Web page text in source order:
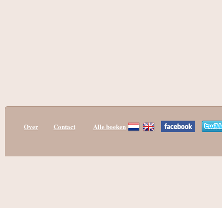
Over Contact Alle boeken